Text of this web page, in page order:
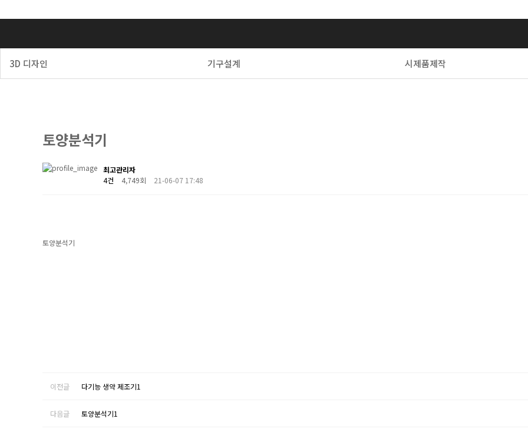
3D 디자인 기구설계 시제품제작
토양분석기
최고관리자
4건
4,749회 21-06-07 17:48
토양분석기
이전글 다기능 생약 제조기1
다음글 토양분석기1